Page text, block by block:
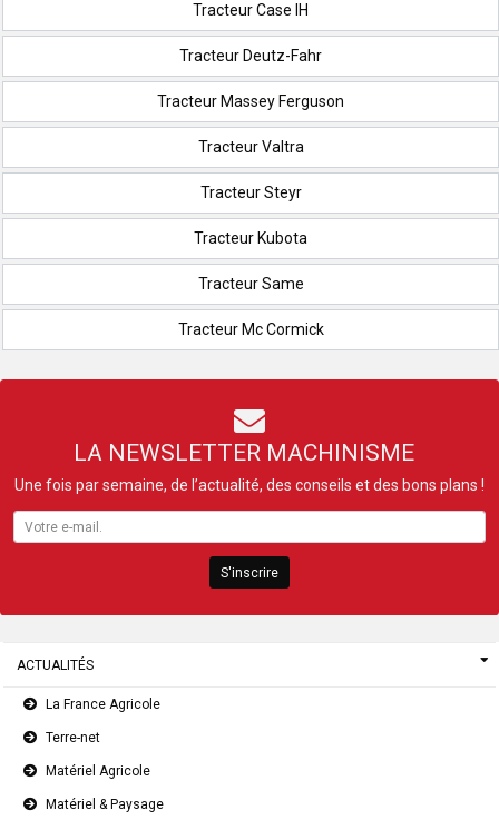
Tracteur Case IH
Tracteur Deutz-Fahr
Tracteur Massey Ferguson
Tracteur Valtra
Tracteur Steyr
Tracteur Kubota
Tracteur Same
Tracteur Mc Cormick
LA NEWSLETTER MACHINISME
Une fois par semaine, de l’actualité, des conseils et des bons plans !
S'inscrire
ACTUALITÉS
La France Agricole
Terre-net
Matériel Agricole
Matériel & Paysage